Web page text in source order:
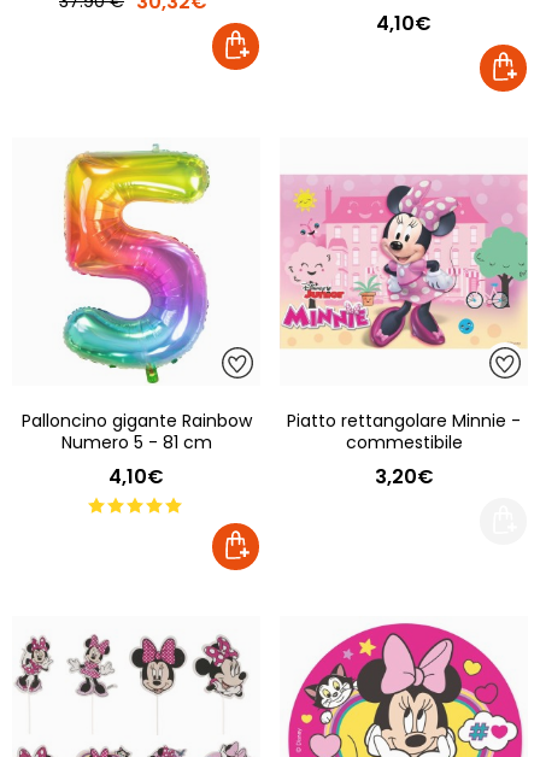
4,10€
Palloncino gigante Rainbow
Numero 5 - 81 cm
4,10€
Piatto rettangolare Minnie -
commestibile
3,20€